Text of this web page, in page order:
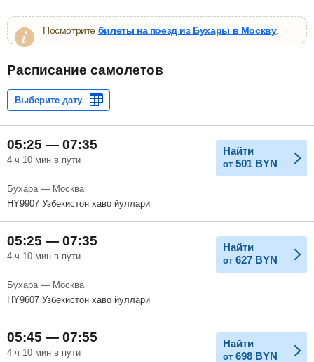
Посмотрите билеты на поезд из Бухары в Москву.
Расписание самолетов
05:25 — 07:35
4 ч 10 мин в пути
Найти
от 501 BYN
Бухара — Москва
HY9907 Узбекистон хаво йуллари
05:25 — 07:35
4 ч 10 мин в пути
Найти
от 627 BYN
Бухара — Москва
HY9607 Узбекистон хаво йуллари
05:45 — 07:55
4 ч 10 мин в пути
Найти
от 698 BYN